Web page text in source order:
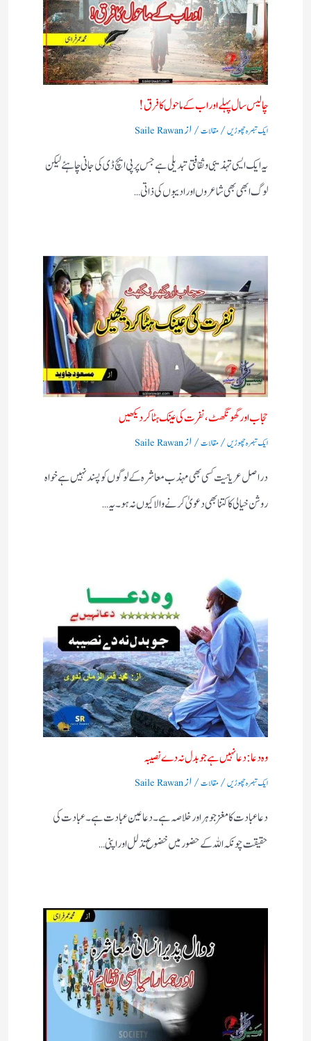
چالیس سال پہلے اور اب کے ماحول کا فرق !
ایک تبصرہ چھوڑیں/مقالات/ ازSaile Rawan
یہ ایک ایسی تہذیبی و ثقافتی تبدیلی ہے جس پر پی ایچ ڈی کی جانی چاہئے لیکن
لوگ ابھی بھی شاعروں اور ادیبوں کی ذاتی…
حجاب اور گھونگھٹ ، نفرت کی عینک ہٹا کر دیکھیں​
ایک تبصرہ چھوڑیں/مقالات/ ازSaile Rawan
دراصل عریانیت کسی بھی مہذب معاشرہ کے لوگوں کو پسند نہیں ہے خواہ
روشن خیالی کا کتنا بھی دعویٰ کرنے والا کیوں نہ ہو ۔یہ…
وہ دعا: دعا نہیں ہے جو بدل نہ دے نصیبہ
ایک تبصرہ چھوڑیں/مقالات/ ازSaile Rawan
دعا عبادت کا مغز جوہر اور خلاصہ ہے۔ دعا عین عبادت ہے ۔ عبادت کی
حقیقت چونکہ اللہ کے حضور میں خضوع تذلل اور اپنی…